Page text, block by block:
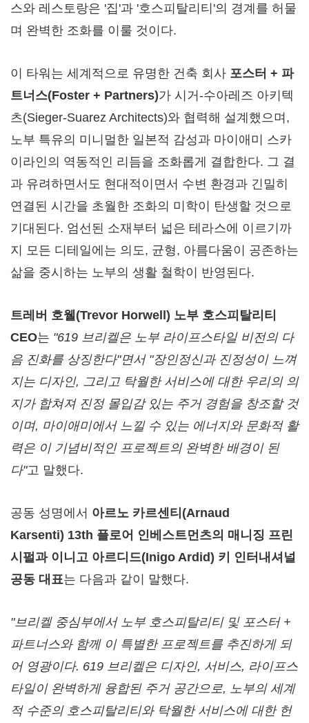
스와 레스토랑은 '집'과 '호스피탈리티'의 경계를 허물
며 완벽한 조화를 이룰 것이다.
이 타워는 세계적으로 유명한 건축 회사 포스터 + 파
트너스(Foster + Partners)가 시거-수아레즈 아키텍
츠(Sieger-Suarez Architects)와 협력해 설계했으며,
노부 특유의 미니멀한 일본적 감성과 마이애미 스카
이라인의 역동적인 리듬을 조화롭게 결합한다. 그 결
과 유려하면서도 현대적이면서 수변 환경과 긴밀히
연결된 시간을 초월한 조화의 미학이 탄생할 것으로
기대된다. 엄선된 소재부터 넓은 테라스에 이르기까
지 모든 디테일에는 의도, 균형, 아름다움이 공존하는
삶을 중시하는 노부의 생활 철학이 반영된다.
트레버 호웰 (Trevor Horwell ) 노부 호스피탈리티
CEO는 "619 브리켈은 노부 라이프스타일 비전의 다
음 진화를 상징한다"면서 "장인정신과 진정성이 느껴
지는 디자인, 그리고 탁월한 서비스에 대한 우리의 의
지가 합쳐져 진정 몰입감 있는 주거 경험을 창조할 것
이며, 마이애미에서 느낄 수 있는 에너지와 문화적 활
력은 이 기념비적인 프로젝트의 완벽한 배경이 된
다"고 말했다.
공동 성명에서 아르노 카르센티 (Arnaud
Karsenti) 13th 플로어 인베스트먼츠의 매니징 프린
시펄과 이니고 아르디드(Inigo Ardid) 키 인터내셔널
공동 대표는 다음과 같이 말했다.
"브리켈 중심부에서 노부 호스피탈리티 및 포스터+
파트너스와 함께 이 특별한 프로젝트를 추진하게 되
어 영광이다. 619 브리켈은 디자인, 서비스, 라이프스
타일이 완벽하게 융합된 주거 공간으로, 노부의 세계
적 수준의 호스피탈리티와 탁월한 서비스에 대한 헌